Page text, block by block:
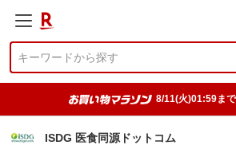
8/11(火)01:59まで
ISDG 医食同源ドットコム